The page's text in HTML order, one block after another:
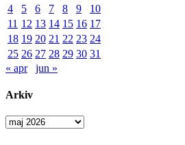
4
5 6 7 8 9
10
11 12 13 14 15 16 17
18 19 20 21 22 23 24
25 26 27 28 29 30 31
« apr
jun »
Arkiv
Arkiv